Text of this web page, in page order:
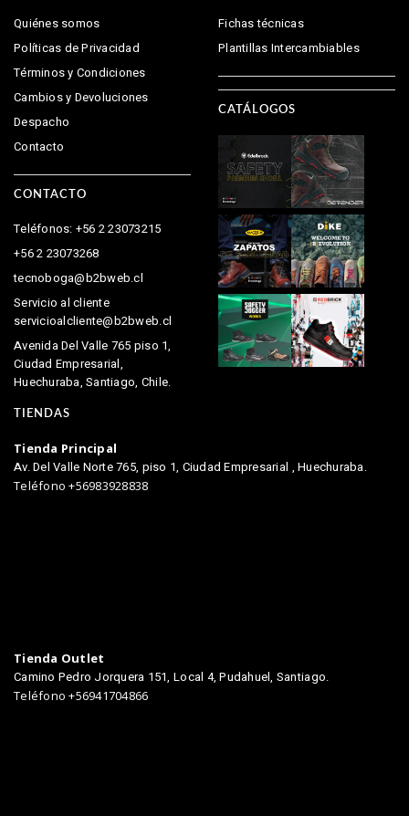
Quiénes somos
Políticas de Privacidad
Términos y Condiciones
Cambios y Devoluciones
Despacho
Contacto
CONTACTO
Teléfonos: +56 2 23073215
+56 2 23073268
tecnoboga@b2bweb.cl
Servicio al cliente
servicioalcliente@b2bweb.cl
Avenida Del Valle 765 piso 1,
Ciudad Empresarial,
Huechuraba, Santiago, Chile.
Fichas técnicas
Plantillas Intercambiables
CATÁLOGOS
TIENDAS
Tienda Principal
Av. Del Valle Norte 765, piso 1, Ciudad Empresarial , Huechuraba.
Teléfono +56983928838
Tienda Outlet
Camino Pedro Jorquera 151, Local 4, Pudahuel, Santiago.
Teléfono +56941704866